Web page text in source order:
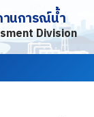
านการณ์น้ำ
Division